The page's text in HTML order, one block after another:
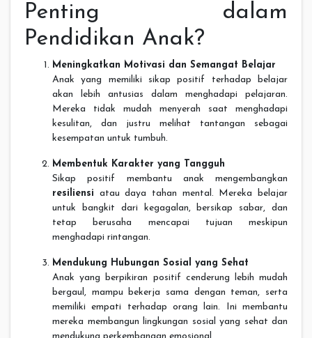
Penting dalam
Pendidikan Anak?
Meningkatkan Motivasi dan Semangat Belajar
Anak yang memiliki sikap positif terhadap belajar
akan lebih antusias dalam menghadapi pelajaran.
Mereka tidak mudah menyerah saat menghadapi
kesulitan, dan justru melihat tantangan sebagai
kesempatan untuk tumbuh.
Membentuk Karakter yang Tangguh
Sikap positif membantu anak mengembangkan
resiliensi atau daya tahan mental. Mereka belajar
untuk bangkit dari kegagalan, bersikap sabar, dan
tetap berusaha mencapai tujuan meskipun
menghadapi rintangan.
Mendukung Hubungan Sosial yang Sehat
Anak yang berpikiran positif cenderung lebih mudah
bergaul, mampu bekerja sama dengan teman, serta
memiliki empati terhadap orang lain. Ini membantu
mereka membangun lingkungan sosial yang sehat dan